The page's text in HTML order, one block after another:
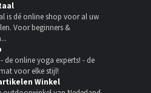
is dé online shop voor al uw
Voor beginners &
de online yoga experts! - de
voor elke stijl!
Winkel